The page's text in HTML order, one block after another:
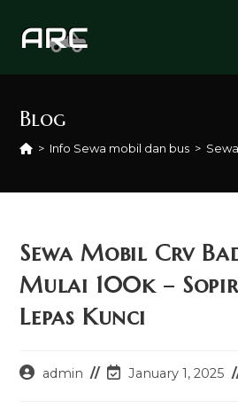
Blog
> Info Sewa mobil dan bus >
Sewa Mobil Crv
Mulai 100k –
Lepas Kunci
Postadmin
PostJanuary 1, 2025